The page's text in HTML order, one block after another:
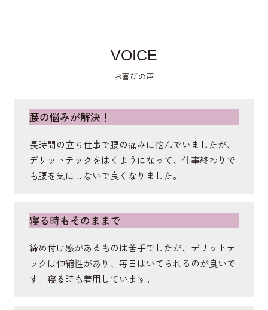
膝を伸ばす筋肉。歩行時の膝の外側への動揺を防い
仙腸関節
ートして、骨盤を安定させ美姿勢をキープ。
大殿筋
VOICE
お喜びの声
腰の悩みが解決！
長時間の立ち仕事で腰の痛みに悩んでいましたが、
デリットテックをはくようになって、仕事終わりで
も腰を気にしないで良くなりました。
寝る時もそのままで
締め付け感があるものは苦手でしたが、デリットテ
ックは伸縮性があり、毎日はいてられるのが良いで
す。寝る時も着用しています。